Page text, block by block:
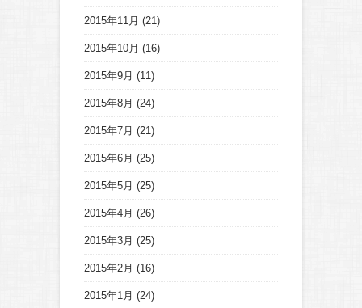
2015年11月 (21)
2015年10月 (16)
2015年9月 (11)
2015年8月 (24)
2015年7月 (21)
2015年6月 (25)
2015年5月 (25)
2015年4月 (26)
2015年3月 (25)
2015年2月 (16)
2015年1月 (24)